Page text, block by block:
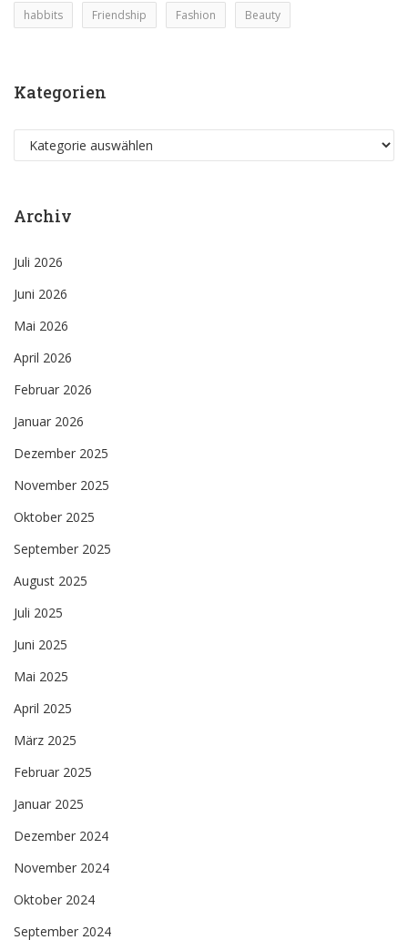
habbits Friendship Fashion Beauty
Kategorien
Kategorien
Archiv
Juli 2026
Juni 2026
Mai 2026
April 2026
Februar 2026
Januar 2026
Dezember 2025
November 2025
Oktober 2025
September 2025
August 2025
Juli 2025
Juni 2025
Mai 2025
April 2025
März 2025
Februar 2025
Januar 2025
Dezember 2024
November 2024
Oktober 2024
September 2024